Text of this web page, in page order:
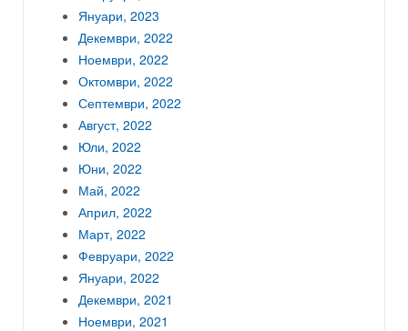
Януари, 2023
Декември, 2022
Ноември, 2022
Октомври, 2022
Септември, 2022
Август, 2022
Юли, 2022
Юни, 2022
Май, 2022
Април, 2022
Март, 2022
Февруари, 2022
Януари, 2022
Декември, 2021
Ноември, 2021